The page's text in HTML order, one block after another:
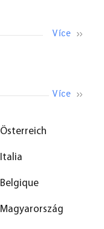
Österreich
Italia
Belgique
Magyarország